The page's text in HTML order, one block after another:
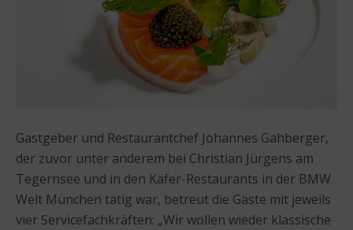
Gastgeber und Restaurantchef Johannes Gahberger,
der zuvor unter anderem bei Christian Jürgens am
Tegernsee und in den Käfer-Restaurants in der BMW
Welt München tätig war, betreut die Gäste mit jeweils
vier Servicefachkräften: „Wir wollen wieder klassische